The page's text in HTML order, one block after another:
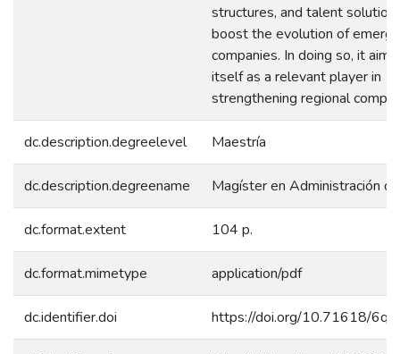
structures, and talent
boost the evolution of
companies. In doing so, it
itself as a relevant player in
strengthening regional
dc.description.degreelevel Maestría
dc.description.degreename Magíster en Administración
dc.format.extent 104 p.
dc.format.mimetype application/pdf
dc.identifier.doi https://doi.org/10.71618/